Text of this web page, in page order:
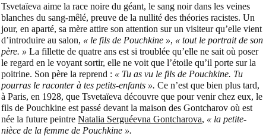
Tsvetaïeva aime la race noire du géant, le sang noir dans les veines
blanches du sang-mêlé, preuve de la nullité des théories racistes. Un
jour, en aparté, sa mère attire son attention sur un visiteur qu’elle vient
d’introduire au salon, « le fils de Pouchkine », « tout le portrait de son
père. » La fillette de quatre ans est si troublée qu’elle ne sait où poser
le regard en le voyant sortir, elle ne voit que l’étoile qu’il porte sur la
poitrine. Son père la reprend : « Tu as vu le fils de Pouchkine. Tu
pourras le raconter à tes petits-enfants ». Ce n’est que bien plus tard,
à Paris, en 1928, que Tsvetaïeva découvre que pour venir chez eux, le
fils de Pouchkine est passé devant la maison des Gontcharov où est
née la future peintre Natalia Serguéevna Gontcharova, « la petite-
nièce de la femme de Pouchkine ».